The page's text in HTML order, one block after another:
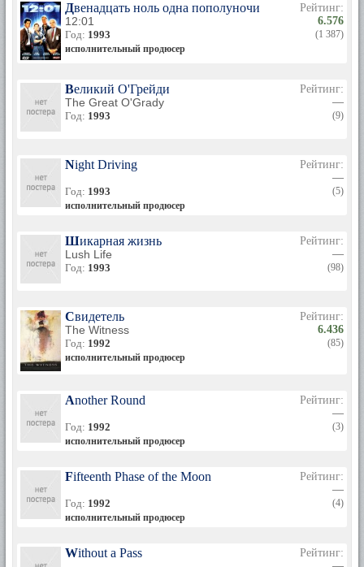
Двенадцать ноль одна пополуночи
12:01
Год: 1993
исполнительный продюсер
Рейтинг:
6.576
(1 387)
Великий О'Грейди
The Great O'Grady
Год: 1993
Рейтинг:
—
(9)
Night Driving
Год: 1993
исполнительный продюсер
Рейтинг:
—
(5)
Шикарная жизнь
Lush Life
Год: 1993
Рейтинг:
—
(98)
Свидетель
The Witness
Год: 1992
исполнительный продюсер
Рейтинг:
6.436
(85)
Another Round
Год: 1992
исполнительный продюсер
Рейтинг:
—
(3)
Fifteenth Phase of the Moon
Год: 1992
исполнительный продюсер
Рейтинг:
—
(4)
Without a Pass
Рейтинг: